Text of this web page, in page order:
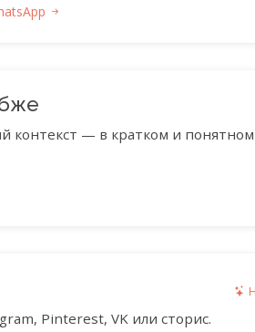
контекст — в кратком и понятном
Pinterest, VK или сторис.